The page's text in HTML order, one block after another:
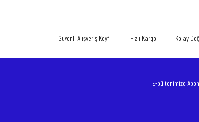
Ürün bilgilerinde hatalar bulunuyor.
Ürün fiyatı diğer sitelerden daha pahalı.
Güvenli Alışveriş Keyfi Hızlı Kargo Kolay
E-bültenimize